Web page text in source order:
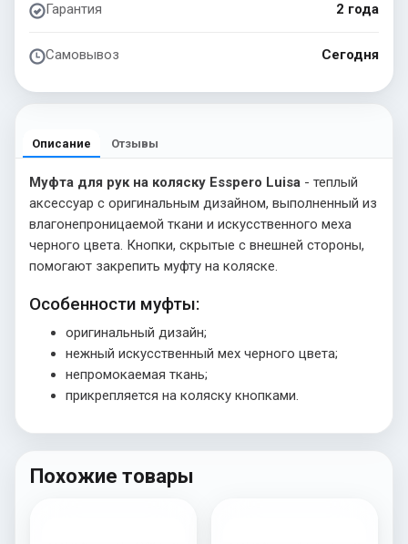
Гарантия 2 года
Самовывоз Сегодня
Описание Отзывы
Муфта для рук на коляску Esspero Luisa - теплый
аксессуар с оригинальным дизайном, выполненный из
влагонепроницаемой ткани и искусственного меха
черного цвета. Кнопки, скрытые с внешней стороны,
помогают закрепить муфту на коляске.
Особенности муфты:
оригинальный дизайн;
нежный искусственный мех черного цвета;
непромокаемая ткань;
прикрепляется на коляску кнопками.
Похожие товары